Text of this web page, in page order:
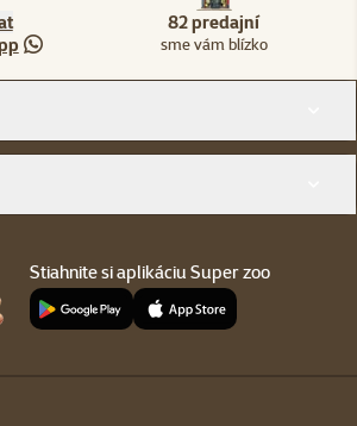
82 predajní
sme vám blízko
Stiahnite si aplikáciu Super zoo